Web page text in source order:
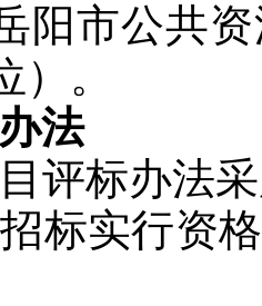
阳市公共
）。
法
评标办法
标实行资